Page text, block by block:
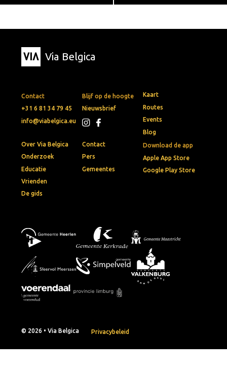
Via Belgica
Contact
+31 6 81 34 79 45
info@viabelgica.eu
Blijf op de hoogte
Nieuwsbrief
Download de app
Apple App Store
Google Play Store
Kaart
Routes
Events
Blog
Over Via Belgica
Onderzoek
Educatie
Vrienden
De gids
Contact
Pers
Gemeentes
© 2026 • Via Belgica Privacybeleid